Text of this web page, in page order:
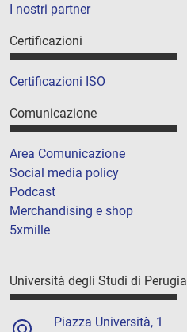
I nostri partner
Certificazioni
Certificazioni ISO
Comunicazione
Area Comunicazione
Social media policy
Podcast
Merchandising e shop
5xmille
Università degli Studi di Perugia
Piazza Università, 1